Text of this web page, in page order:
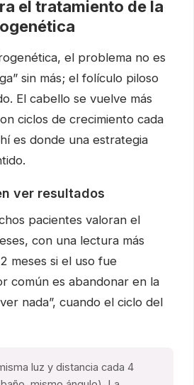
el tratamiento de la
el problema no es
sin más; el folículo piloso
El cabello se vuelve más
ciclos de crecimiento cada
es donde una estrategia
ver resultados
pacientes valoran el
con una lectura más
meses si el uso fue
común es abandonar en la
nada”, cuando el ciclo del
luz y distancia cada 4